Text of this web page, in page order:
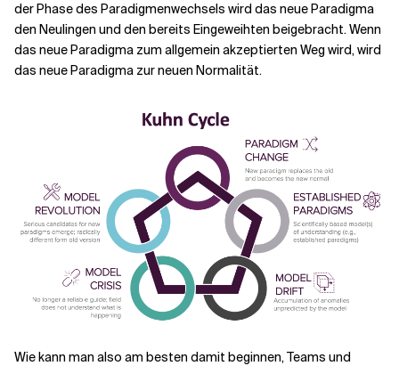
der Phase des Paradigmenwechsels wird das neue Paradigma
den Neulingen und den bereits Eingeweihten beigebracht. Wenn
das neue Paradigma zum allgemein akzeptierten Weg wird,wird
das neue Paradigma zur neuen Normalität.
Wie kann man also am besten damit beginnen, Teams und